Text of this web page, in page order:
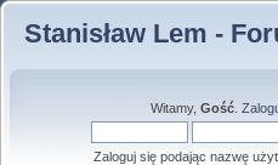
Stanisław Lem -
Witamy, Gość.
Zaloguj się podając nazwę